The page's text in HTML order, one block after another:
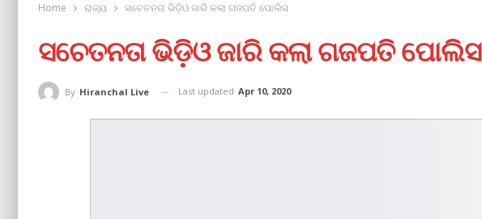
Home ରାଜ୍ୟ ସଚେତନତା ଭିଡ଼ିଓ ଜାରି କଲା ଗଜପତି ପୋଲିସ
ସଚେତନତା ଭିଡ଼ିଓ ଜାରି କଲା ଗଜପତି ପୋଲିସ
By Hiranchal Live Last updated Apr 10, 2020